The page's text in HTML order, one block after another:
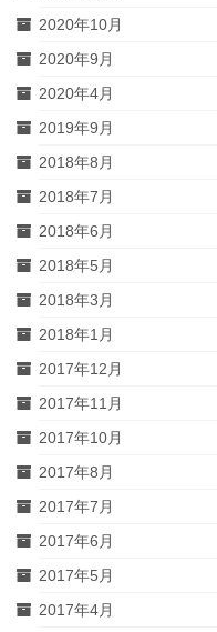
2020年10月
2020年9月
2020年4月
2019年9月
2018年8月
2018年7月
2018年6月
2018年5月
2018年3月
2018年1月
2017年12月
2017年11月
2017年10月
2017年8月
2017年7月
2017年6月
2017年5月
2017年4月